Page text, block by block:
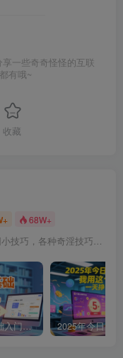
一些奇奇怪怪的互联
有哦~
收藏
68W+
分享一些奇奇怪怪的互联网小技巧，各种奇淫技巧都在本站。
小说推文0基础入门教程，0粉就可做，快速上手